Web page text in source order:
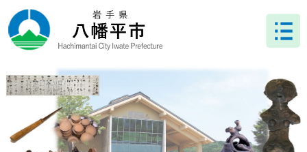
ー
ジ
頭
で
ニ
ュ
飛
ば